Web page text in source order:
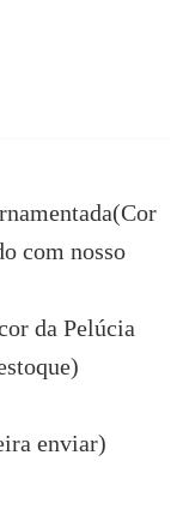
com nosso
da Pelúcia
enviar)